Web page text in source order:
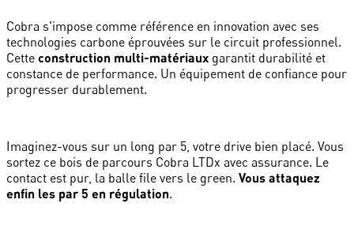
Cobra s'impose comme référence en innovation avec ses
technologies carbone éprouvées sur le circuit professionnel.
Cette construction multi-matériaux garantit durabilité et
constance de performance. Un équipement de confiance pour
progresser durablement.
Imaginez-vous sur un long par 5, votre drive bien placé. Vous
sortez ce bois de parcours Cobra LTDx avec assurance. Le
contact est pur, la balle file vers le green. Vous attaquez
enfin les par 5 en régulation.